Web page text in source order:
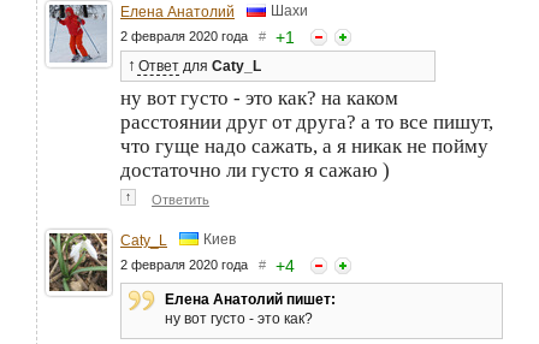
Елена Анатолий Шахи
2 февраля 2020 года # +1
↑ Ответ для Caty_L
ну вот густо - это как? на каком
расстоянии друг от друга? а то все пишут,
что гуще надо сажать, а я никак не пойму
достаточно ли густо я сажаю )
↑ Ответить
Caty_L Киев
2 февраля 2020 года # +4
Елена Анатолий пишет:
ну вот густо - это как?